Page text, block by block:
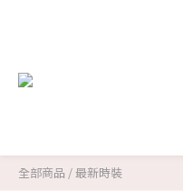
全部商品 /最新時裝